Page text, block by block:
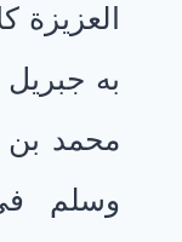
العزيزة
به جبريل
محمد بن
وسلم